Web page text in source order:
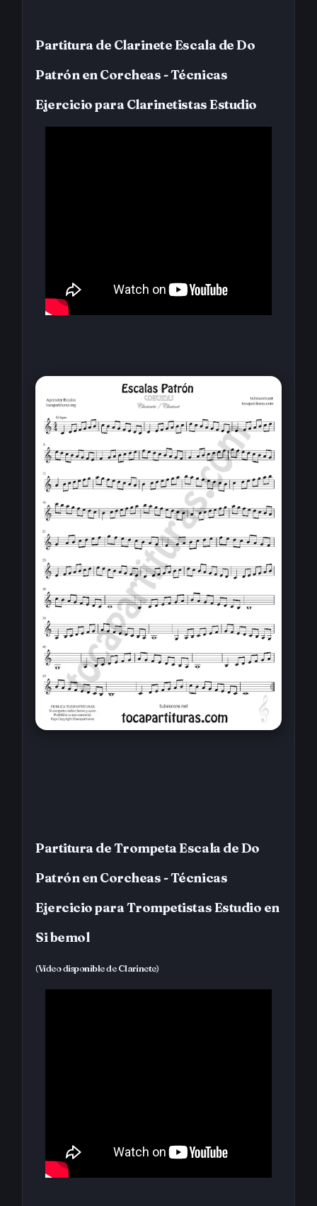
Partitura de Clarinete Escala de Do
Patrón en Corcheas - Técnicas
Ejercicio para Clarinetistas Estudio
Partitura de Trompeta Escala de Do
Patrón en Corcheas - Técnicas
Ejercicio para Trompetistas Estudio en
Si bemol
(Vídeo disponible de Clarinete)